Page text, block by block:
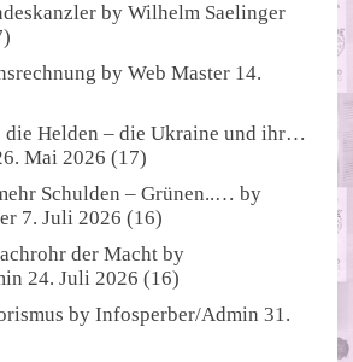
byWilhelm Saelinger
byWeb Master 14.
die Helden – die Ukraine und ihr…
Mai 2026 (17)
Schulden – Grünen..… by
7. Juli 2026 (16)
der Macht by
24. Juli 2026 (16)
byInfosperber/Admin 31.